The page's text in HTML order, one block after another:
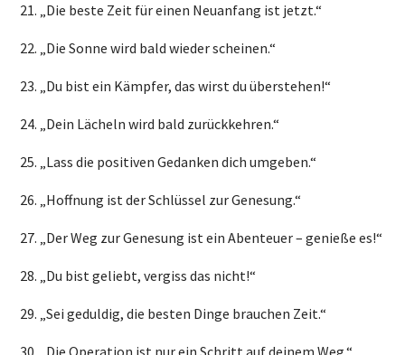
„Die beste Zeit für einen Neuanfang ist jetzt.“
„Die Sonne wird bald wieder scheinen.“
„Du bist ein Kämpfer, das wirst du überstehen!“
„Dein Lächeln wird bald zurückkehren.“
„Lass die positiven Gedanken dich umgeben.“
„Hoffnung ist der Schlüssel zur Genesung.“
„Der Weg zur Genesung ist ein Abenteuer – genieße es!“
„Du bist geliebt, vergiss das nicht!“
„Sei geduldig, die besten Dinge brauchen Zeit.“